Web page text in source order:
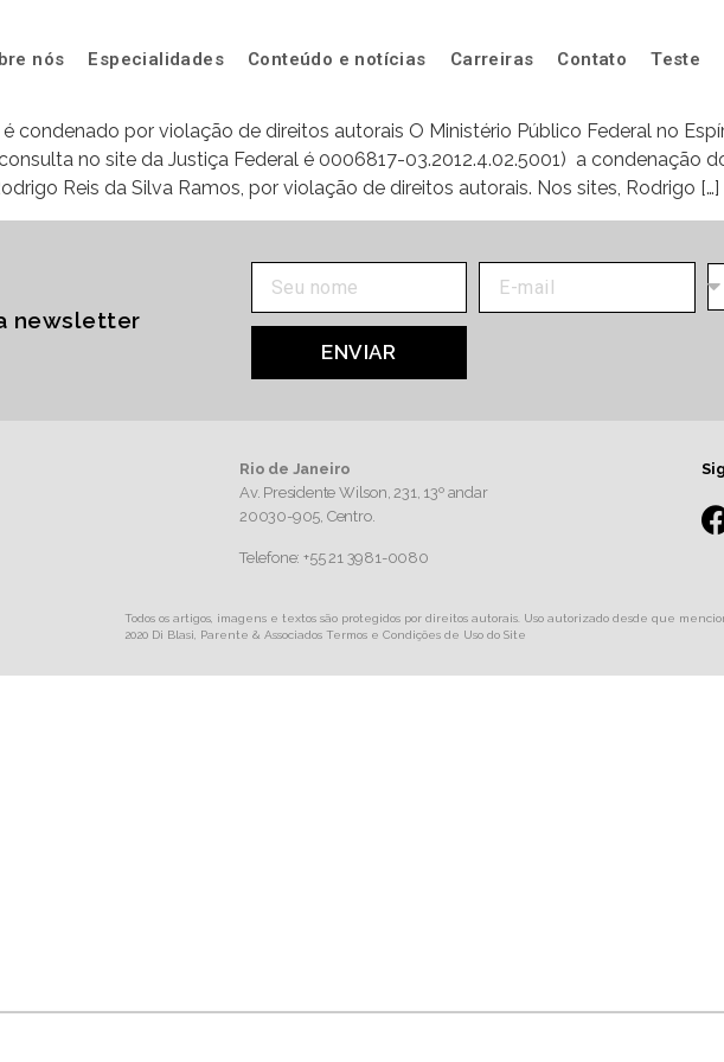
nós Especialidades Conteúdo e notícias Carreiras Contato Teste
condenado por violação de direitos autorais O Ministério Público Federal no
no site da Justiça Federal é 0006817-03.2012.4.02.5001) a condenação
Reis da Silva Ramos, por violação de direitos autorais. Nos sites, Rodrigo […]
newsletter
ENVIAR
Rio de Janeiro
Av. Presidente Wilson, 231, 13º andar
20030-905, Centro.
Telefone: +55 21 3981-0080
Todos os artigos, imagens e textos são protegidos por direitos autorais. Uso autorizado desde que
2020 Di Blasi, Parente & Associados Termos e Condições de Uso do Site